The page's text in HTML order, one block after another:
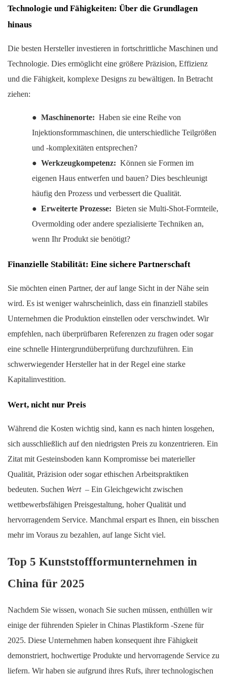
Technologie und Fähigkeiten: Über die Grundlagen
hinaus
Die besten Hersteller investieren in fortschrittliche Maschinen und
Technologie. Dies ermöglicht eine größere Präzision, Effizienz
und die Fähigkeit, komplexe Designs zu bewältigen. In Betracht
ziehen:
● Maschinenorte: Haben sie eine Reihe von
Injektionsformmaschinen, die unterschiedliche Teilgrößen
und -komplexitäten entsprechen?
● Werkzeugkompetenz: Können sie Formen im
eigenen Haus entwerfen und bauen? Dies beschleunigt
häufig den Prozess und verbessert die Qualität.
● Erweiterte Prozesse: Bieten sie Multi-Shot-Formteile,
Overmolding oder andere spezialisierte Techniken an,
wenn Ihr Produkt sie benötigt?
Finanzielle Stabilität: Eine sichere Partnerschaft
Sie möchten einen Partner, der auf lange Sicht in der Nähe sein
wird. Es ist weniger wahrscheinlich, dass ein finanziell stabiles
Unternehmen die Produktion einstellen oder verschwindet. Wir
empfehlen, nach überprüfbaren Referenzen zu fragen oder sogar
eine schnelle Hintergrundüberprüfung durchzuführen. Ein
schwerwiegender Hersteller hat in der Regel eine starke
Kapitalinvestition.
Wert, nicht nur Preis
Während die Kosten wichtig sind, kann es nach hinten losgehen,
sich ausschließlich auf den niedrigsten Preis zu konzentrieren. Ein
Zitat mit Gesteinsboden kann Kompromisse bei materieller
Qualität, Präzision oder sogar ethischen Arbeitspraktiken
bedeuten. Suchen Wert – Ein Gleichgewicht zwischen
wettbewerbsfähigen Preisgestaltung, hoher Qualität und
hervorragendem Service. Manchmal erspart es Ihnen, ein bisschen
mehr im Voraus zu bezahlen, auf lange Sicht viel.
Top 5 Kunststoffformunternehmen in
China für 2025
Nachdem Sie wissen, wonach Sie suchen müssen, enthüllen wir
einige der führenden Spieler in Chinas Plastikform -Szene für
2025. Diese Unternehmen haben konsequent ihre Fähigkeit
demonstriert, hochwertige Produkte und hervorragende Service zu
liefern. Wir haben sie aufgrund ihres Rufs, ihrer technologischen